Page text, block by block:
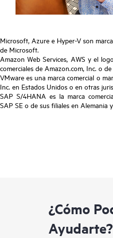
Microsoft, Azure e Hyper-V son
de Microsoft.
Amazon Web Services, AWS y el
comerciales de Amazon.com, Inc. o de
VMware es una marca comercial o
Inc. en Estados Unidos o en otras
SAP S/4HANA es la marca
SAP SE o de sus filiales en Alemania
¿Cómo
Ayudarte?